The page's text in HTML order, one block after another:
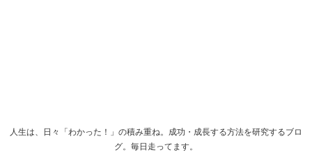
人生は、日々「わかった！」の積み重ね。成功・成長する方法を研究するブロ
グ。毎日走ってます。